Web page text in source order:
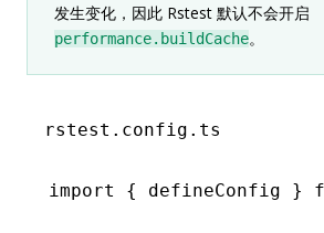
发生变化，因此 Rstest 默认不会开启
performance.buildCache。
rstest.config.ts
import { defineConfig }